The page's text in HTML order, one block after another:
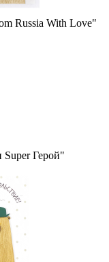
Russia With Love"
Герой"